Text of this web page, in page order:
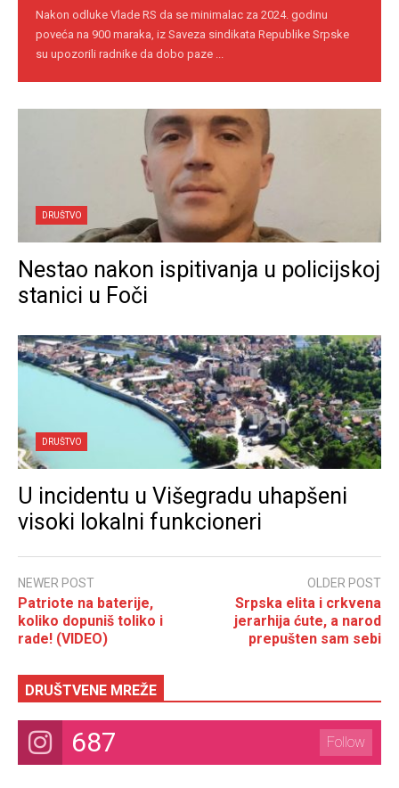
Nakon odluke Vlade RS da se minimalac za 2024. godinu
poveća na 900 maraka, iz Saveza sindikata Republike Srpske
su upozorili radnike da dobo paze ...
DRUŠTVO
Nestao nakon ispitivanja u policijskoj
stanici u Foči
DRUŠTVO
U incidentu u Višegradu uhapšeni
visoki lokalni funkcioneri
NEWER POST
Patriote na baterije,
koliko dopuniš toliko i
rade! (VIDEO)
OLDER POST
Srpska elita i crkvena
jerarhija ćute, a narod
prepušten sam sebi
DRUŠTVENE MREŽE
687 Follow